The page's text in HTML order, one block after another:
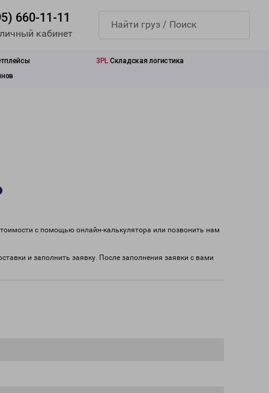
660-11-11
кабинет
3PL Складская логистика
с помощью онлайн-калькулятора или позвонить нам
и заполнить заявку. После заполнения заявки с вами